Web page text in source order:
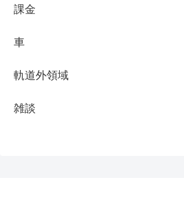
課金
車
軌道外領域
雑談